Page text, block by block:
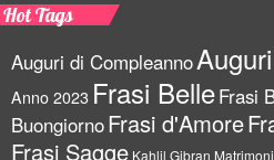
Hot Tags
Auguri di Compleanno
Anno 2023 Frasi BelleFrasi
BuongiornoFrasi d'Amore
Frasi Sagge Kahlil Gibran